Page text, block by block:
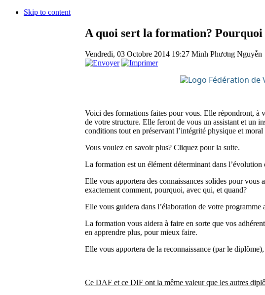
Skip to content
A quoi sert la formation?
Vendredi, 03 Octobre 2014 19:27 Minh Phương Nguyễn
Voici des formations faites pour vous. Elle répondront, à
de votre structure. Elle feront de vous un assistant et un
conditions tout en préservant l’intégrité physique et moral
Vous voulez en savoir plus? Cliquez pour la suite.
La formation est un élément déterminant dans l’évolution
Elle vous apportera des connaissances solides pour vous
exactement comment, pourquoi, avec qui, et quand?
Elle vous guidera dans l’élaboration de votre
La formation vous aidera à faire en sorte que vos
en apprendre plus, pour mieux faire.
Elle vous apportera de la reconnaissance (par le
Ce DAF et ce DIF ont la même valeur que les autres